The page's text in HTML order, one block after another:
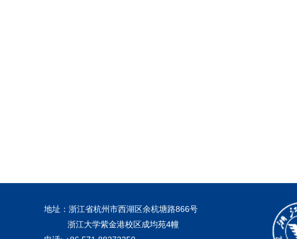
地址：浙江省杭州市西湖区余杭塘路866号
浙江大学紫金港校区成均苑4幢